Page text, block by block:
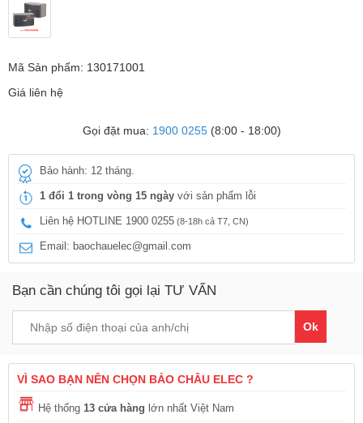
Mã Sản phẩm: 130171001
Giá liên hệ
Gọi đặt mua: 1900 0255(8:00 - 18:00)
Bảo hành: 12 tháng.
1 đổi 1 trong vòng 15 ngày với sản phẩm lỗi
Liên hệ HOTLINE 1900 0255 (8-18h cả T7, CN)
Email: baochauelec@gmail.com
Bạn cần chúng tôi gọi lại TƯ VẤN
Ok
VÌ SAO BẠN NÊN CHỌN BẢO CHÂU ELEC ?
Hệ thống 13 cửa hàng lớn nhất Việt Nam